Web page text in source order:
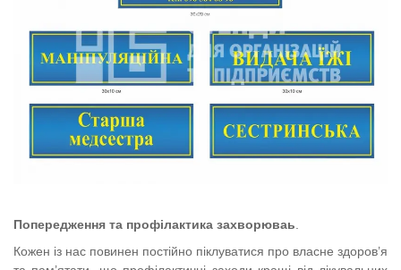
Попередження та профілактика захворюваь.
Кожен із нас повинен постійно піклуватися про власне здоров’я